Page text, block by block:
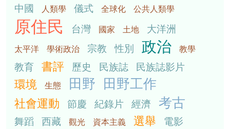
中國 人類學 儀式 全球化 公共人類學
原住民 台灣 國家 土地 大洋洲
太平洋 學術政治 宗教 性別 政治 教學
教育 書評 歷史 民族誌 民族誌影片
環境 生態 田野 田野工作
社會運動 節慶 紀錄片 經濟 考古
舞蹈 西藏 觀光 資本主義 選舉
電影